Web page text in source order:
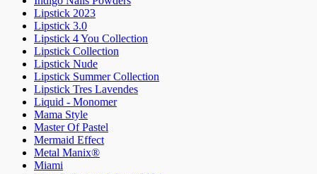
Lipstick 2023
Lipstick 3.0
Lipstick 4 You Collection
Lipstick Collection
Lipstick Nude
Lipstick Summer Collection
Lipstick Tres Lavendes
Liquid - Monomer
Mama Style
Master Of Pastel
Mermaid Effect
Metal Manix®
Miami